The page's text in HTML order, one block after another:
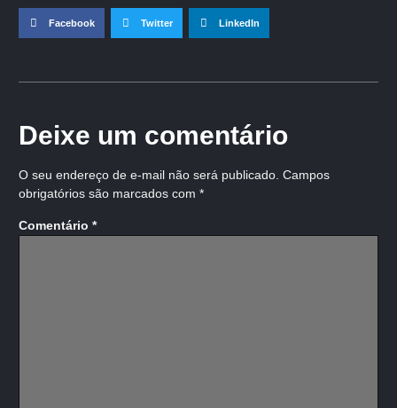
Facebook Twitter LinkedIn
Deixe um comentário
O seu endereço de e-mail não será publicado. Campos
obrigatórios são marcados com *
Comentário *